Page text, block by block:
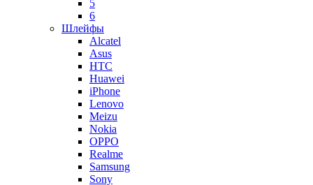
5
6
Шлейфы
Alcatel
Asus
HTC
Huawei
iPhone
Lenovo
Meizu
Nokia
OPPO
Realme
Samsung
Sony